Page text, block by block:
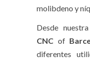
molibdeno y
Desde
CNC of
diferentes